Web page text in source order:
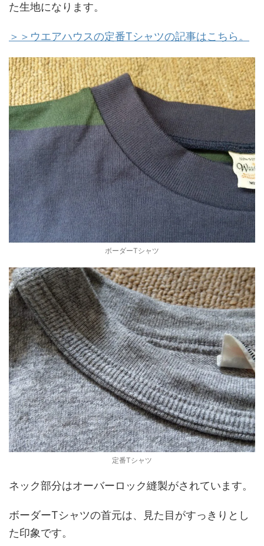
た生地になります。
＞＞ ウエアハウスの定番Tシャツの記事はこちら。
ボーダーTシャツ
定番Tシャツ
ネック部分はオーバーロック縫製がされています。
ボーダーTシャツの首元は、見た目がすっきりとし
た印象です。